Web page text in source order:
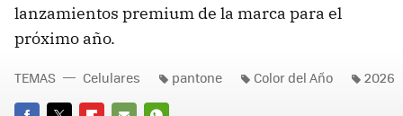
lanzamientos premium de la marca para el
próximo año.
TEMAS Celulares pantone Color del Año 2026